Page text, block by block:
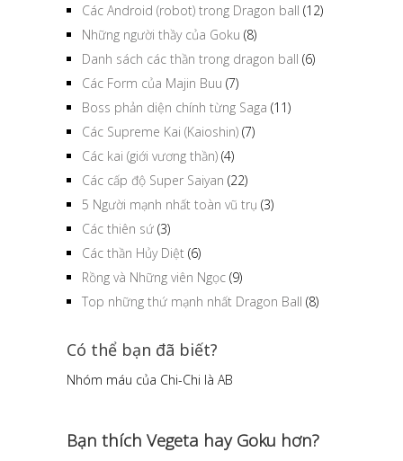
Các Android (robot) trong Dragon ball (12)
Những người thầy của Goku (8)
Danh sách các thần trong dragon ball (6)
Các Form của Majin Buu (7)
Boss phản diện chính từng Saga (11)
Các Supreme Kai (Kaioshin) (7)
Các kai (giới vương thần) (4)
Các cấp độ Super Saiyan (22)
5 Người mạnh nhất toàn vũ trụ (3)
Các thiên sứ (3)
Các thần Hủy Diệt (6)
Rồng và Những viên Ngọc (9)
Top những thứ mạnh nhất Dragon Ball (8)
Có thể bạn đã biết?
Nhóm máu của Chi-Chi là AB
Bạn thích Vegeta hay Goku hơn?